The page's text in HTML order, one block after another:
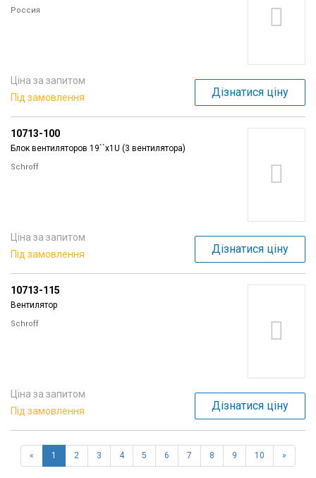
Россия
Ціна за запитом
Під замовлення
Дізнатися ціну
10713-100
Блок вентиляторов 19``x1U (3 вентилятора)
Schroff
Ціна за запитом
Під замовлення
Дізнатися ціну
10713-115
Вентилятор
Schroff
Ціна за запитом
Під замовлення
Дізнатися ціну
« 1 2 3 4 5 6 7 8 9 10 »